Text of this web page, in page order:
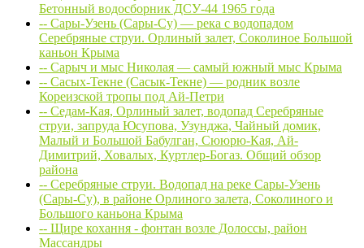
Бетонный водосборник ДСУ-44 1965 года
-- Сары-Узень (Сары-Су) — река с водопадом
Серебряные струи. Орлиный залет, Соколиное Большой
каньон Крыма
-- Сарыч и мыс Николая — самый южный мыс Крыма
-- Сасых-Текне (Сасык-Текне) — родник возле
Кореизской тропы под Ай-Петри
-- Седам-Кая, Орлиный залет, водопад Серебряные
струи, запруда Юсупова, Узунджа, Чайный домик,
Малый и Большой Бабулган, Сююрю-Кая, Ай-
Димитрий, Ховалых, Куртлер-Богаз. Общий обзор
района
-- Серебряные струи. Водопад на реке Сары-Узень
(Сары-Су), в районе Орлиного залета, Соколиного и
Большого каньона Крыма
-- Щире кохання - фонтан возле Долоссы, район
Массандры